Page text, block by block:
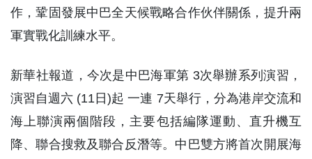
作，鞏固發展中巴全天候戰略合作伙伴關係，提升兩
軍實戰化訓練水平。
新華社報道，今次是中巴海軍第 3次舉辦系列演習，
演習自週六 (11日)起 一連 7天舉行，分為港岸交流和
海上聯演兩個階段，主要包括編隊運動、直升機互
降、聯合搜救及聯合反潛等。中巴雙方將首次開展海